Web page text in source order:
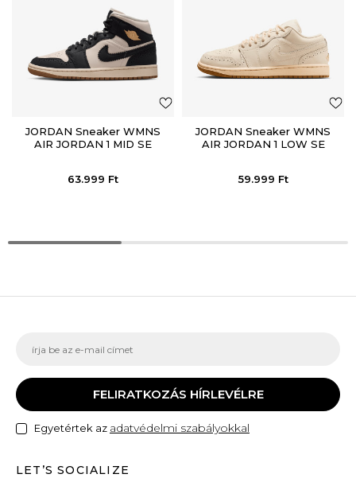
JORDAN Sneaker WMNS
AIR JORDAN 1 MID SE
63.999 Ft
JORDAN Sneaker WMNS
AIR JORDAN 1 LOW SE
59.999 Ft
FELIRATKOZÁS HÍRLEVÉLRE
Egyetértek az adatvédelmi szabályokkal
LET’S SOCIALIZE